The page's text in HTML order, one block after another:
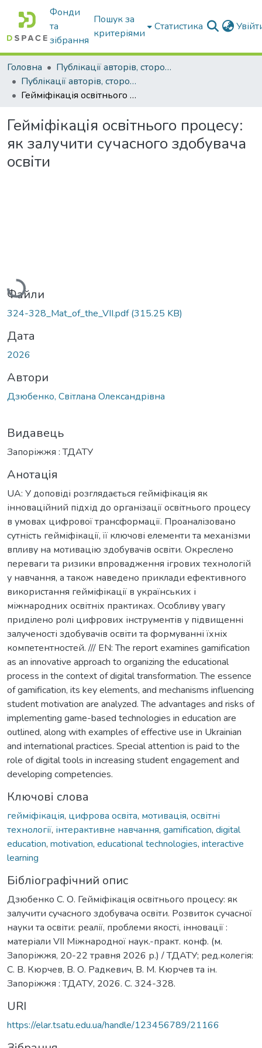
Фонди
та
зібрання
Пошук за
критеріями
Статистика
Головна
Публікації авторів, сторонніх університету
Публікації авторів, сторонніх університету
Гейміфікація освітнього процесу: як залучити сучасного здобувача освіти
Гейміфікація освітнього процесу:
як залучити сучасного здобувача
освіти
Вантажиться...
Файли
324-328_Mat_of_the_VІІ.pdf(315.25 KB)
Дата
2026
Автори
Дзюбенко, Світлана Олександрівна
Видавець
Запоріжжя : ТДАТУ
Анотація
UA: У доповіді розглядається гейміфікація як
інноваційний підхід до організації освітнього процесу
в умовах цифрової трансформації. Проаналізовано
сутність гейміфікації, її ключові елементи та механізми
впливу на мотивацію здобувачів освіти. Окреслено
переваги та ризики впровадження ігрових технологій
у навчання, а також наведено приклади ефективного
використання гейміфікації в українських і
міжнародних освітніх практиках. Особливу увагу
приділено ролі цифрових інструментів у підвищенні
залученості здобувачів освіти та формуванні їхніх
компетентностей. /// EN: The report examines gamification
as an innovative approach to organizing the educational
process in the context of digital transformation. The essence
of gamification, its key elements, and mechanisms influencing
student motivation are analyzed. The advantages and risks of
implementing game-based technologies in education are
outlined, along with examples of effective use in Ukrainian
and international practices. Special attention is paid to the
role of digital tools in increasing student engagement and
developing competencies.
Ключові слова
гейміфікація, цифрова освіта, мотивація, освітні
технології, інтерактивне навчання, gamification, digital
education, motivation, educational technologies, interactive
learning
Бібліографічний опис
Дзюбенко С. О. Гейміфікація освітнього процесу: як
залучити сучасного здобувача освіти. Розвиток сучасної
науки та освіти: реалії, проблеми якості, інновації :
матеріали VІІ Міжнародної наук.-практ. конф. (м.
Запоріжжя, 20-22 травня 2026 р.) / ТДАТУ; ред.колегія:
С. В. Кюрчев, В. О. Радкевич, В. М. Кюрчев та ін.
Запоріжжя : ТДАТУ, 2026. С. 324-328.
URI
https://elar.tsatu.edu.ua/handle/123456789/21166